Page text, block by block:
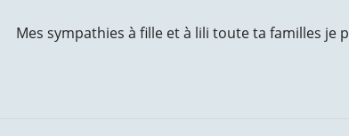
Mes sympathies à fille et à lili toute ta familles je